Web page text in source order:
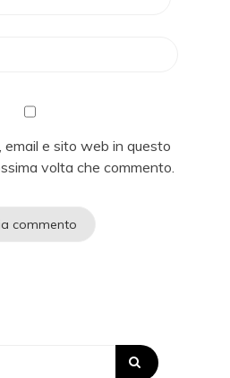
email e sito web in questo
volta che commento.